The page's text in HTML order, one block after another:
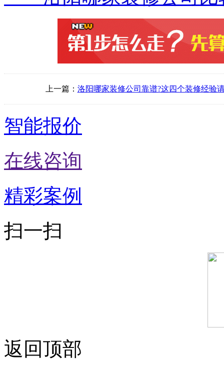
上一篇： 洛阳哪家装修公司靠谱?这四个装修经验
智能报价
在线咨询
精彩案例
扫一扫
返回顶部